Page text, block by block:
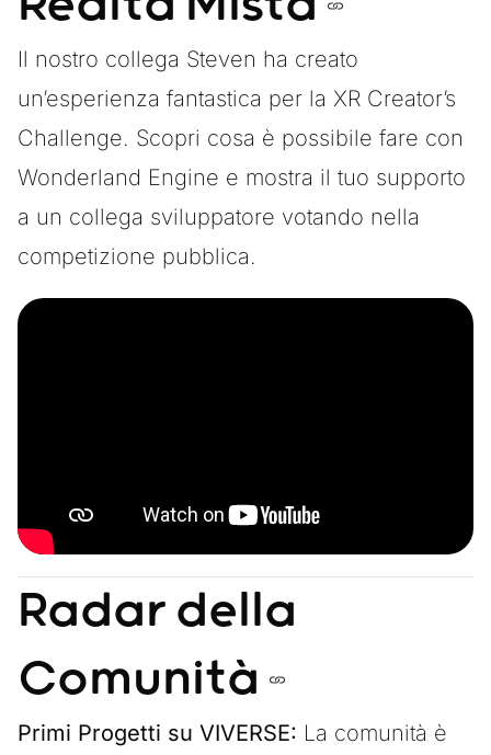
Il nostro collega Steven ha creato
un’esperienza fantastica per la XR Creator’s
Challenge. Scopri cosa è possibile fare con
Wonderland Engine e mostra il tuo supporto
a un collega sviluppatore votando nella
competizione pubblica.
YouTube Video
Radar della
Comunità
Primi Progetti su VIVERSE: La comunità è